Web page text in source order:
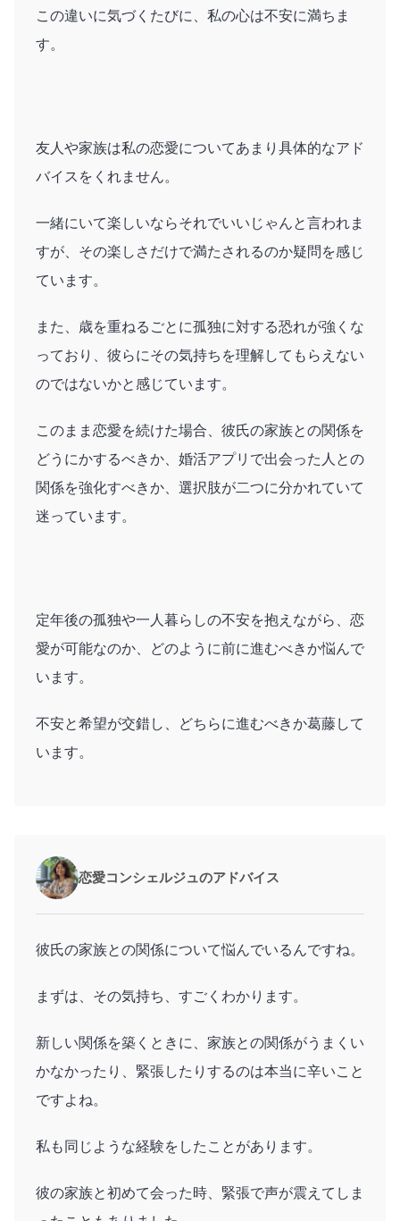
この違いに気づくたびに、私の心は不安に満ちま
す。
友人や家族は私の恋愛についてあまり具体的なアド
バイスをくれません。
一緒にいて楽しいならそれでいいじゃんと言われま
すが、その楽しさだけで満たされるのか疑問を感じ
ています。
また、歳を重ねるごとに孤独に対する恐れが強くな
っており、彼らにその気持ちを理解してもらえない
のではないかと感じています。
このまま恋愛を続けた場合、彼氏の家族との関係を
どうにかするべきか、婚活アプリで出会った人との
関係を強化すべきか、選択肢が二つに分かれていて
迷っています。
定年後の孤独や一人暮らしの不安を抱えながら、恋
愛が可能なのか、どのように前に進むべきか悩んで
います。
不安と希望が交錯し、どちらに進むべきか葛藤して
います。
恋愛コンシェルジュのアドバイス
彼氏の家族との関係について悩んでいるんですね。
まずは、その気持ち、すごくわかります。
新しい関係を築くときに、家族との関係がうまくい
かなかったり、緊張したりするのは本当に辛いこと
ですよね。
私も同じような経験をしたことがあります。
彼の家族と初めて会った時、緊張で声が震えてしま